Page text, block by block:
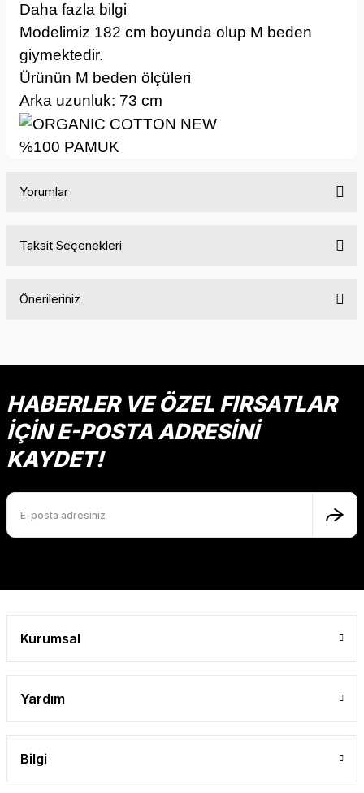
Daha fazla bilgi
Modelimiz 182 cm boyunda olup M beden
giymektedir.
Ürünün M beden ölçüleri
Arka uzunluk: 73 cm
%100 PAMUK
Yorumlar
Taksit Seçenekleri
Önerileriniz
Ürün resmi kalitesiz, bozuk veya görüntülenemiyor.
Ürün açıklamasında eksik bilgiler bulunuyor.
Ürün fiyatı diğer sitelerden daha pahalı.
Bu ürüne benzer farklı alternatifler olmalı.
HABERLER VE ÖZEL FIRSATLAR
İÇİN E-POSTA ADRESİNİ
KAYDET!
Kurumsal
Yardım
Bilgi